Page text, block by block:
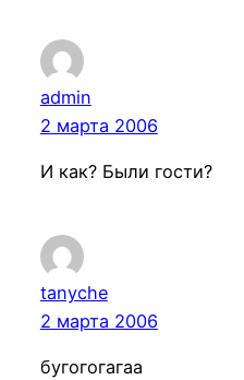
admin
2 марта 2006
И как? Были гости?
tanyche
2 марта 2006
бугогогагаа